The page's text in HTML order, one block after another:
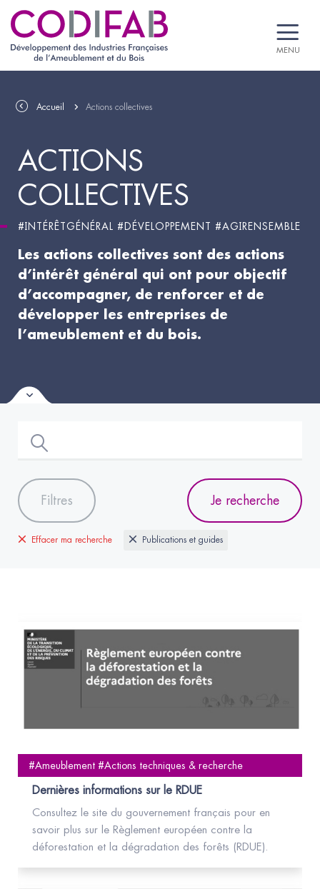
MENU
Accueil Actions collectives
ACTIONS
COLLECTIVES
#INTÉRÊTGÉNÉRAL #DÉVELOPPEMENT #AGIRENSEMBLE
Les actions collectives sont des actions
d’intérêt général qui ont pour objectif
d’accompagner, de renforcer et de
développer les entreprises de
l’ameublement et du bois.
Je recherche
Filtres
Effacer ma recherche Publications et guides
#Ameublement #Actions techniques & recherche
Dernières informations sur le RDUE
Consultez le site du gouvernement français pour en
savoir plus sur le Règlement européen contre la
déforestation et la dégradation des forêts (RDUE).